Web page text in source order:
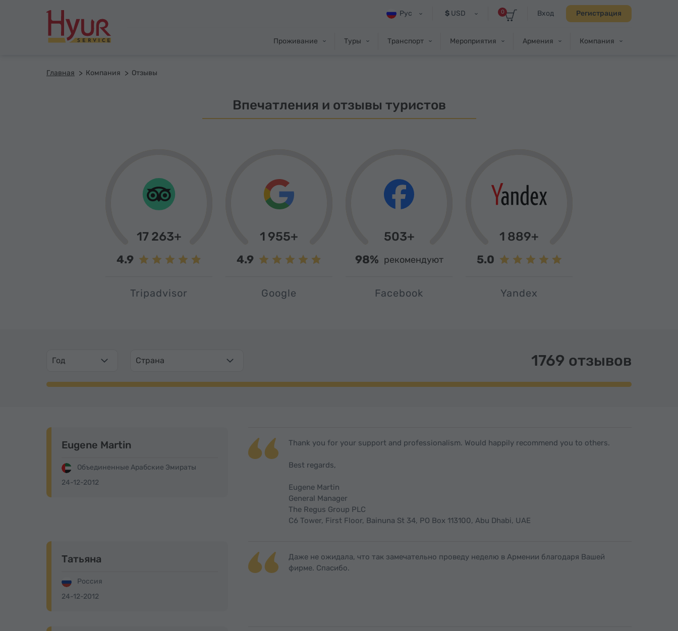
Вход Регистрация
0
$USD
Рус
Проживание Туры Транспорт Мероприятия Армения Компания
Главная Компания Отзывы
Впечатления и отзывы туристов
17 263+
4.9
Tripadvisor
1 955+
4.9
Google
503+
98% рекомендуют
Facebook
1 889+
5.0
Yandex
Год Страна 1769 отзывов
Eugene Martin
Объединенные Арабские Эмираты
24-12-2012
Thank you for your support and professionalism. Would happily recommend you to others.
Best regards,
Eugene Martin
General Manager
The Regus Group PLC
C6 Tower, First Floor, Bainuna St 34, PO Box 113100, Abu Dhabi, UAE
Татьяна
Россия
24-12-2012
Даже не ожидала, что так замечательно проведу неделю в Армении благодаря Вашей
фирме. Спасибо.